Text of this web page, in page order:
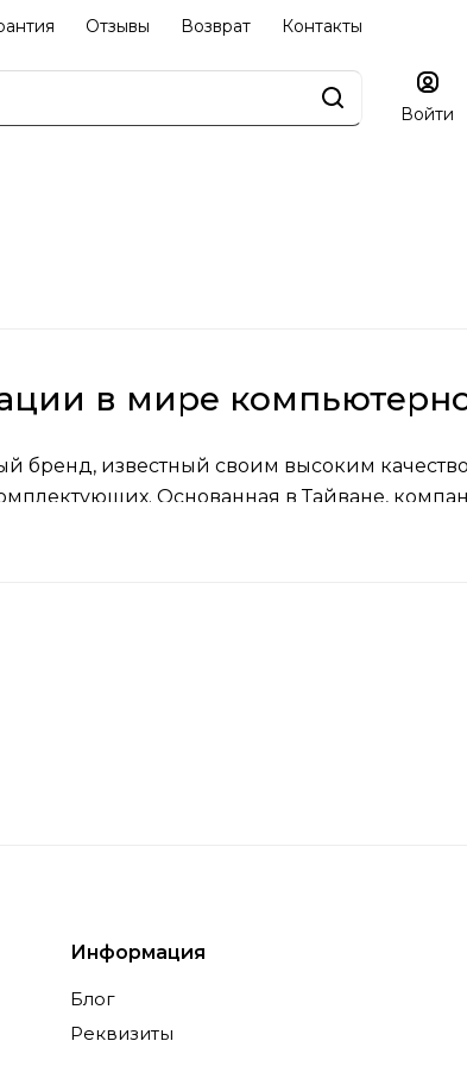
Отзывы Возврат Контакты
Войти
в мире
бренд, известный своим высоким
Основанная в Тайване,
к разработке продукции и
к максимальной
и офисных системах.
в применении современных
стали инновационные методы
Информация
Блог
Реквизиты